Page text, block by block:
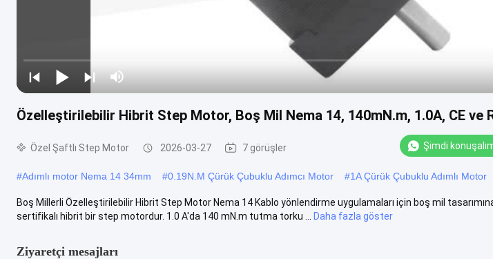
Özelleştirilebilir Hibrit Step Motor, Boş Mil Nema 14, 140mN.m, 1.0A, CE ve
Özel Şaftlı Step Motor 2026-03-27 7 görüşler Şimdi
#Adımlı motor Nema 14 34mm #0.19N.M Çürük Çubuklu Adımcı Motor #1A Çürük Çubuklu Adımlı Motor
Boş Millerli Özelleştirilebilir Hibrit Step Motor Nema 14 Kablo yönlendirme uygulamaları için boş mil
sertifikalı hibrit bir step motordur. 1.0 A'da 140 mN.m tutma torku ...
Daha fazla göster
Ziyaretçi mesajları